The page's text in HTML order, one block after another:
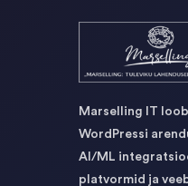
Marselling IT
WordPressi
AI/ML
platvormid ja